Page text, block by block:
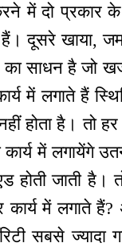
में दो प्रकार
दूसरे खाया,
साधन है जो
में लगाते हैं
नहीं होता है।
कार्य में लगायेंगे
होती जाती
में लगाते हैं?
सबसे ज्यादा